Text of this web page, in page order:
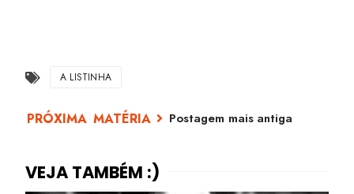
A LISTINHA
Postagem mais antiga